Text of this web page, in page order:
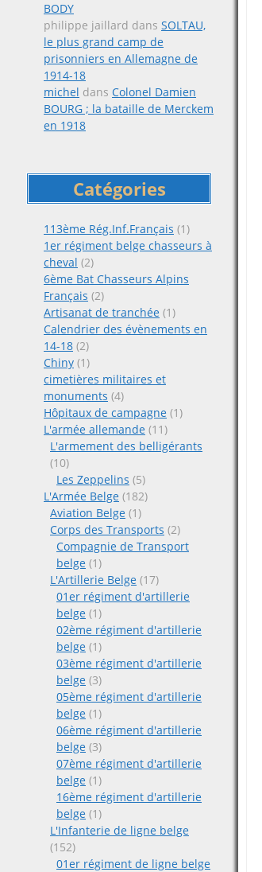
BODY
philippe jaillard dans SOLTAU,
le plus grand camp de
prisonniers en Allemagne de
1914-18
michel dans Colonel Damien
BOURG ; la bataille de Merckem
en 1918
Catégories
113ème Rég.Inf.Français (1)
1er régiment belge chasseurs à
cheval (2)
6ème Bat Chasseurs Alpins
Français (2)
Artisanat de tranchée (1)
Calendrier des évènements en
14-18 (2)
Chiny (1)
cimetières militaires et
monuments (4)
Hôpitaux de campagne (1)
L'armée allemande (11)
L'armement des belligérants
(10)
Les Zeppelins (5)
L'Armée Belge (182)
Aviation Belge (1)
Corps des Transports (2)
Compagnie de Transport
belge (1)
L'Artillerie Belge (17)
01er régiment d'artillerie
belge (1)
02ème régiment d'artillerie
belge (1)
03ème régiment d'artillerie
belge (3)
05ème régiment d'artillerie
belge (1)
06ème régiment d'artillerie
belge (3)
07ème régiment d'artillerie
belge (1)
16ème régiment d'artillerie
belge (1)
L'Infanterie de ligne belge
(152)
01er régiment de ligne belge